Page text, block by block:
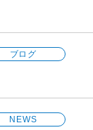
ブログ
NEWS